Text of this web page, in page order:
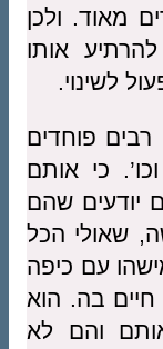
מאוד. ולכן
אותו
לשינוי.
רבים פוחדים
כי אותם
יודעים שהם
שאולי הכל
עם כיפה
בה. הוא
והם לא